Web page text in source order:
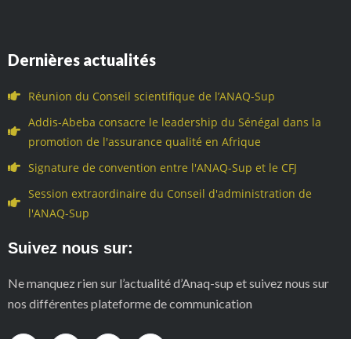
Dernières actualités
Réunion du Conseil scientifique de l’ANAQ-Sup
Addis-Abeba consacre le leadership du Sénégal dans la
promotion de l'assurance qualité en Afrique
Signature de convention entre l'ANAQ-Sup et le CFJ
Session extraordinaire du Conseil d'administration de
l'ANAQ-Sup
Suivez nous sur:
Ne manquez rien sur l’actualité d’Anaq-sup et suivez nous sur
nos différentes plateforme de communication